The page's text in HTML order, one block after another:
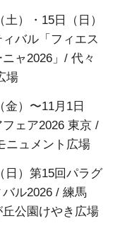
）・15日（日）
バル「フィエス
ャ2026」/ 代々
場
金）〜11月1日
フェア2026 東京 /
ニュメント広場
日）第15回パラグ
ル2026 / 練馬
公園けやき広場